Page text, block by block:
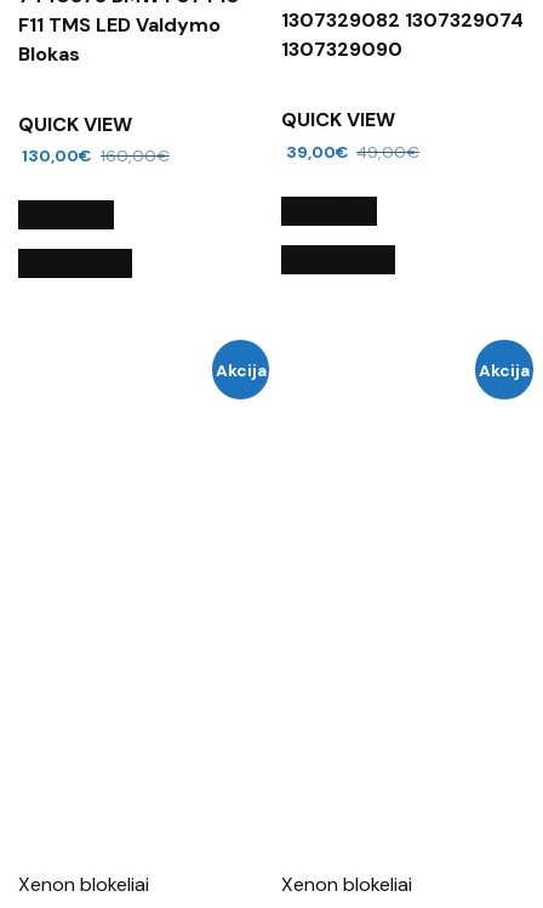
F11 TMS LED Valdymo
Blokas
QUICK VIEW
130,00€ 160,00€
1307329082 1307329074
1307329090
QUICK VIEW
39,00€ 49,00€
Akcija
Xenon blokeliai
Akcija
Xenon blokeliai